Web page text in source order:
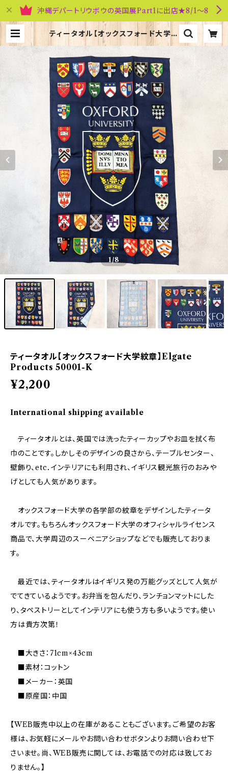
沖縄デパートリウボウの英国展Part1に出店★8/1～8
ティータオル【オックスフォード大学紋
章】Elgate Products 50001-K |
英国雑貨専門店ブリティッシュ・ライフ
1/8
ティータオル【オックスフォード大学紋章】Elgate
Products 50001-K
¥2,200
International shipping available
ティータオルとは、英国では洗ったティーカップやお皿を拭く布
巾のことです。しかしそのデザインの良さから、テーブルセンター、
壁飾り、etc．インテリアにも利用され、イギリス観光旅行のおみや
げとしても人気があります。
オックスフォード大学の各学部の紋章をデザインしたティータ
オルです。もちろんオックスフォード大学のオフィシャルライセンス
商品で、大学周辺のスーベニアショップなどでも販売しておりま
す。
最近では、ティータオルはイギリス発の万能グッズとして人気が
でてきているようです。お弁当を包んだり、ランチョンマットにした
り、タペストリーとしてインテリアにも使う方も多いようです。使い
方は貴方次第！
■大きさ：71cm×43cm
■素材：コットン
■メーカー：英国
■原産国：中国
【WEB販売中以上の在庫があることもございます。ご希望のお客
様は、お気軽にメールやお問い合わせボタンよりお問い合わせ下
さいませ。尚、WEB販売に関しては、お電話での対応は致してお
りません。】